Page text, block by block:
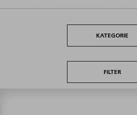
KATEGORIE
FILTER